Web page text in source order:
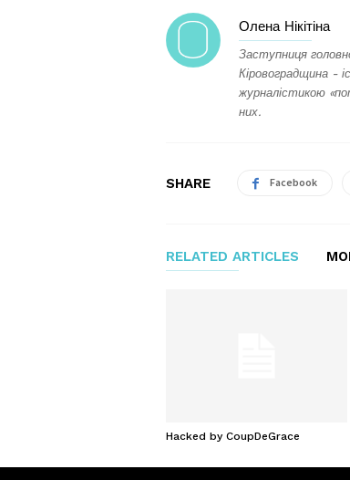
Олена Нікітіна
Заступниця
Кіровоградщина -
журналістикою
них.
SHARE Facebook
RELATED ARTICLES
Hacked by CoupDeGrace